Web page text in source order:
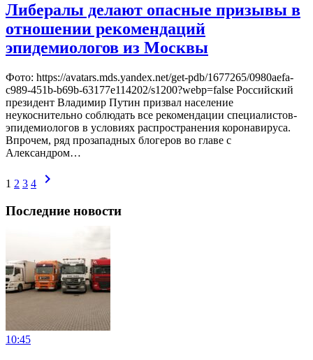
Либералы делают опасные призывы в
отношении рекомендаций
эпидемиологов из Москвы
Фото: https://avatars.mds.yandex.net/get-pdb/1677265/0980aefa-
c989-451b-b69b-63177e114202/s1200?webp=false Российский
президент Владимир Путин призвал население
неукоснительно соблюдать все рекомендации специалистов-
эпидемиологов в условиях распространения коронавируса.
Впрочем, ряд прозападных блогеров во главе с
Александром…
1 2 3 4 chevron_right
Последние новости
10:45